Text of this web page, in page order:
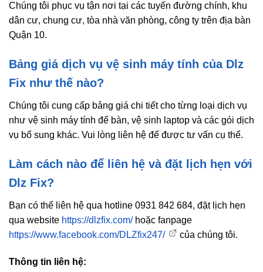
Chúng tôi phục vụ tận nơi tại các tuyến đường chính, khu
dân cư, chung cư, tòa nhà văn phòng, công ty trên địa bàn
Quận 10.
Bảng giá dịch vụ vệ sinh máy tính của Dlz
Fix như thế nào?
Chúng tôi cung cấp bảng giá chi tiết cho từng loại dịch vụ
như vệ sinh máy tính để bàn, vệ sinh laptop và các gói dịch
vụ bổ sung khác. Vui lòng liên hệ để được tư vấn cụ thể.
Làm cách nào để liên hệ và đặt lịch hẹn với
Dlz Fix?
Bạn có thể liên hệ qua hotline 0931 842 684, đặt lịch hẹn
qua website https://dlzfix.com/hoặc fanpage
https://www.facebook.com/DLZfix247/
của chúng tôi.
Thông tin liên hệ: